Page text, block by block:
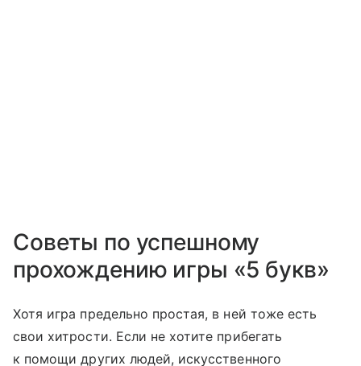
Советы по успешному
прохождению игры «5 букв»
Хотя игра предельно простая, в ней тоже есть
свои хитрости. Если не хотите прибегать
к помощи других людей, искусственного